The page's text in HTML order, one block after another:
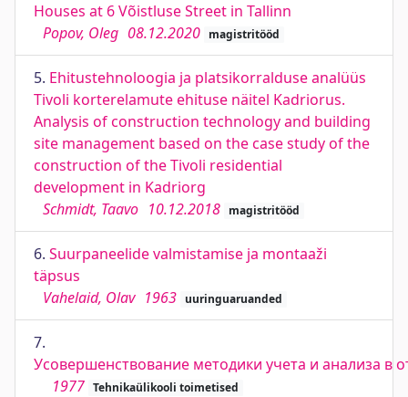
Houses at 6 Võistluse Street in Tallinn
Popov, Oleg 08.12.2020 magistritööd
5. Ehitustehnoloogia ja platsikorralduse analüüs
Tivoli korterelamute ehituse näitel Kadriorus.
Analysis of construction technology and building
site management based on the case study of the
construction of the Tivoli residential
development in Kadriorg
Schmidt, Taavo 10.12.2018 magistritööd
6. Suurpaneelide valmistamise ja montaaži
täpsus
Vahelaid, Olav 1963 uuringuaruanded
7.
Усовершенствование методики учета и анализа в
1977 Tehnikaülikooli toimetised